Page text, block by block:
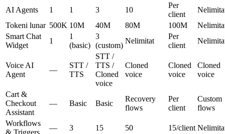
AI Agents
1 1 3 10
Per
client
Tokeni lunar 500K 10M 40M 80M 100M
Smart Chat
Widget
1
1
(basic)
3
(custom)
Nelimitat
Per
client
Voice AI
Agent
—
STT /
TTS
STT /
TTS /
Cloned
voice
Cloned
voice
Cloned
voice
Cloned
voice
Cart &
Checkout
Assistant
— Basic Basic
Recovery
flows
Per
client
Custom
flows
Workflows
& Triggers
— 3 15 50 15/client